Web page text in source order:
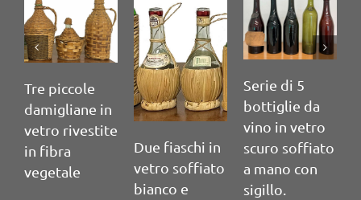
Tre piccole
damigliane in
vetro rivestite
in fibra
vegetale
Due fiaschi in
vetro soffiato
bianco e
Serie di 5
bottiglie da
vino in vetro
scuro soffiato
a mano con
sigillo.